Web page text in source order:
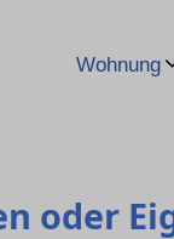
Wohnung
oder